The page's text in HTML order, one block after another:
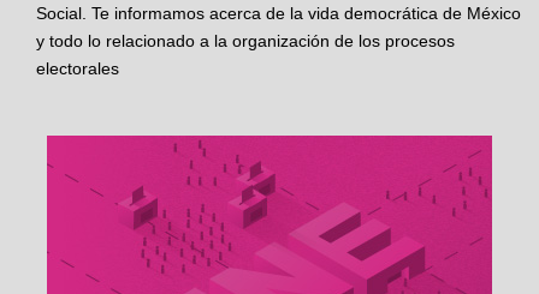
Social. Te informamos acerca de la vida democrática de México
y todo lo relacionado a la organización de los procesos
electorales